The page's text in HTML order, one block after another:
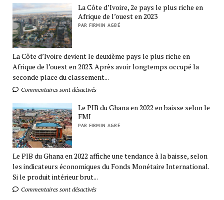
La Côte d’Ivoire, 2e pays le plus riche en
Afrique de l’ouest en 2023
PAR FIRMIN AGBÉ
La Côte d’Ivoire devient le deuxième pays le plus riche en
Afrique de l’ouest en 2023. Après avoir longtemps occupé la
seconde place du classement...
Commentaires sont désactivés
Le PIB du Ghana en 2022 en baisse selon le
FMI
PAR FIRMIN AGBÉ
Le PIB du Ghana en 2022 affiche une tendance à la baisse, selon
les indicateurs économiques du Fonds Monétaire International.
Si le produit intérieur brut...
Commentaires sont désactivés